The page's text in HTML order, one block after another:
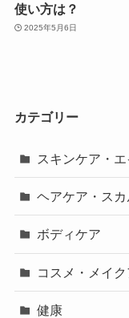
使い方は？
2025年5月6日
カテゴリー
スキンケア・
ヘアケア・ス
ボディケア
コスメ・メイ
健康